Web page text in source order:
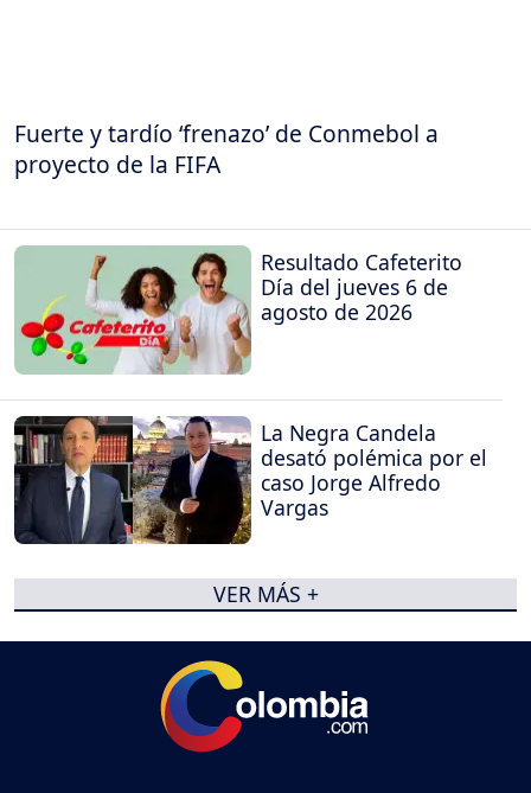
Fuerte y tardío ‘frenazo’ de Conmebol a
proyecto de la FIFA
Resultado Cafeterito
Día del jueves 6 de
agosto de 2026
La Negra Candela
desató polémica por el
caso Jorge Alfredo
Vargas
VER MÁS +